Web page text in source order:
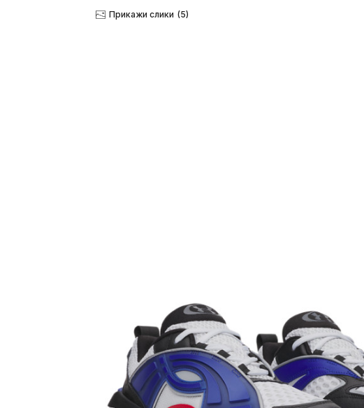
Прикажи слики (5)